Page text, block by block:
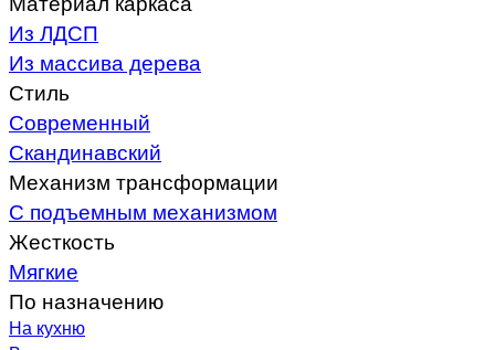
Из ЛДСП
Из массива дерева
Стиль
Современный
Скандинавский
Механизм трансформации
С подъемным механизмом
Жесткость
Мягкие
По назначению
На кухню